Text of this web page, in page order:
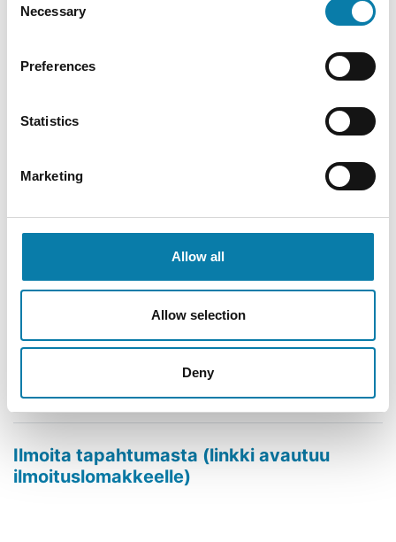
Selection
Necessary
Preferences
Statistics
Marketing
Allow all
Allow selection
Deny
Viimeisimmät
Lue lisää
02.12.2026
Lukupiiri Alavuden pääkirjastossa ke 2.12. klo 17.30
Lue lisää
Lue lisää
Ilmoita tapahtumasta (linkki avautuu
ilmoituslomakkeelle)